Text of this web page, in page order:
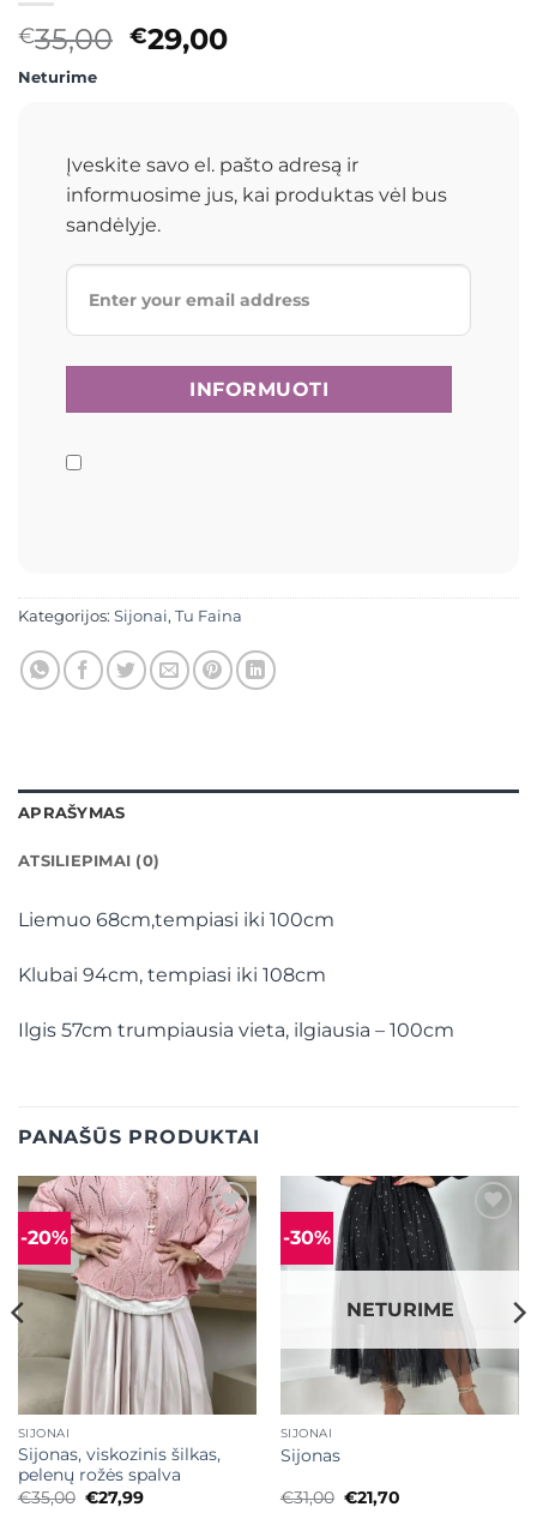
€35,00 Original
price
€29,00Current
Neturime
Įveskite savo el. pašto adresą ir
informuosime jus, kai produktas vėl bus
sandėlyje.
Kategorijos: Sijonai, Tu Faina
APRAŠYMAS
ATSILIEPIMAI (0)
Liemuo 68cm,tempiasi iki 100cm
Klubai 94cm, tempiasi iki 108cm
Ilgis 57cm trumpiausia vieta, ilgiausia – 100cm
PANAŠŪS PRODUKTAI
-20% Mėgstamiausias
SIJONAI
Sijonas, viskozinis šilkas,
pelenų rožės spalva
€35,00 Original
price
€27,99Current
-30% Mėgstamiausias
NETURIME
SIJONAI
Sijonas
€31,00 Original
price
€21,70Current